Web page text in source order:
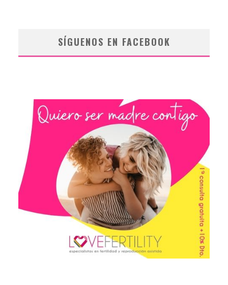
SÍGUENOS EN FACEBOOK